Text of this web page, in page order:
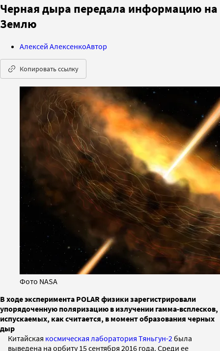
Черная дыра передала информацию на
Землю
Алексей АлексенкоАвтор
Копировать ссылку
Фото NASA
В ходе эксперимента POLAR физики зарегистрировали
упорядоченную поляризацию в излучении гамма-всплесков,
испускаемых, как считается, в момент образования черных
дыр
Китайская космическая лаборатория Тяньгун-2 была
выведена на орбиту 15 сентября 2016 года. Среди ее